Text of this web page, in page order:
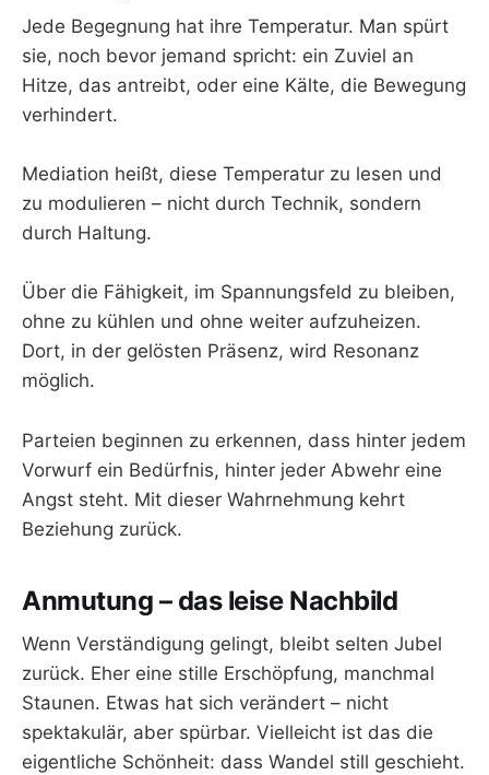
Jede Begegnung hat ihre Temperatur. Man spürt
sie, noch bevor jemand spricht: ein Zuviel an
Hitze, das antreibt, oder eine Kälte, die Bewegung
verhindert.
Mediation heißt, diese Temperatur zu lesen und
zu modulieren – nicht durch Technik, sondern
durch Haltung.
Über die Fähigkeit, im Spannungsfeld zu bleiben,
ohne zu kühlen und ohne weiter aufzuheizen.
Dort, in der gelösten Präsenz, wird Resonanz
möglich.
Parteien beginnen zu erkennen, dass hinter jedem
Vorwurf ein Bedürfnis, hinter jeder Abwehr eine
Angst steht. Mit dieser Wahrnehmung kehrt
Beziehung zurück.
Anmutung – das leise Nachbild
Wenn Verständigung gelingt, bleibt selten Jubel
zurück. Eher eine stille Erschöpfung, manchmal
Staunen. Etwas hat sich verändert – nicht
spektakulär, aber spürbar. Vielleicht ist das die
eigentliche Schönheit: dass Wandel still geschieht.